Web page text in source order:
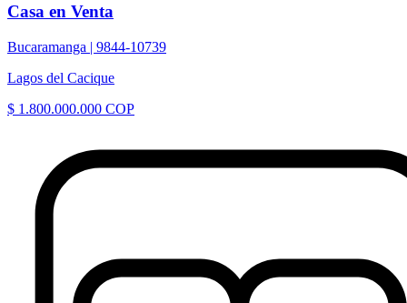
Casa en Venta
Bucaramanga | 9844-10739
Lagos del Cacique
$ 1.800.000.000 COP